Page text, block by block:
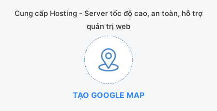
Cung cấp Hosting - Server tốc độ cao, an toàn, hỗ trợ
quản trị web
TẠO GOOGLE MAP